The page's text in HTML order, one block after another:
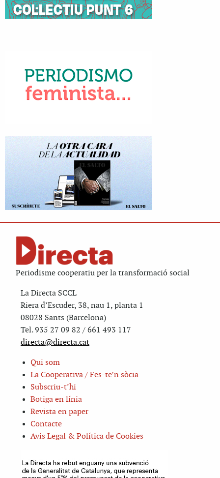
Periodisme cooperatiu per la transformació social
La Directa SCCL
Riera d’Escuder, 38, nau 1, planta 1
08028 Sants (Barcelona)
Tel. 935 27 09 82 / 661 493 117
directa@directa.cat
Qui som
La Cooperativa / Fes-te’n sòcia
Subscriu-t’hi
Botiga en línia
Revista en paper
Contacte
Avis Legal & Política de Cookies